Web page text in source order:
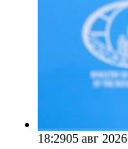
18:2905 авг 2026